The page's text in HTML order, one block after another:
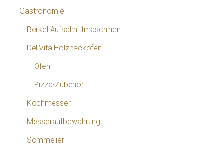
Gastronomie
Berkel Aufschnittmaschinen
DeliVita Holzbackofen
Öfen
Pizza-Zubehör
Kochmesser
Messeraufbewahrung
Sommelier